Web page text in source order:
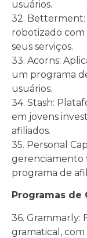
usuários.
32.
robotizado com
seus serviços.
33. Acorns:
um programa
usuários.
34. Stash:
em jovens
afiliados.
35. Personal
gerenciamento
programa de
Programas de
36. Grammarly:
gramatical,